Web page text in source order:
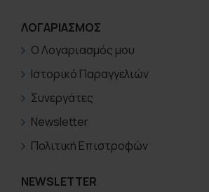
ΛΟΓΑΡΙΑΣΜΟΣ
Ο Λογαριασμός μου
Ιστορικό Παραγγελιών
Συνεργάτες
Newsletter
Πολιτική Επιστροφών
NEWSLETTER